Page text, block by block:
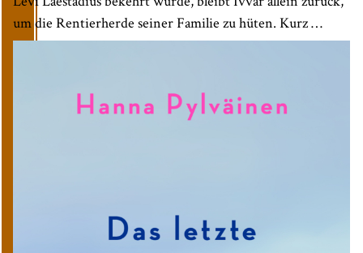
um die Rentierherde seiner Familie zu hüten. Kurz …